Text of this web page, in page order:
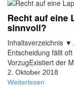
Recht auf eine
sinnvoll?
Inhaltsverzeichnis
Entscheidung fällt
VorzugExistiert der
2. Oktober 2018
Weiterlesen